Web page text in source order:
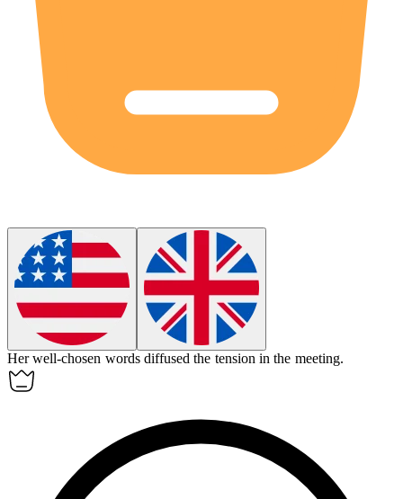
Herwell-chosen words diffused the tension in the meeting.